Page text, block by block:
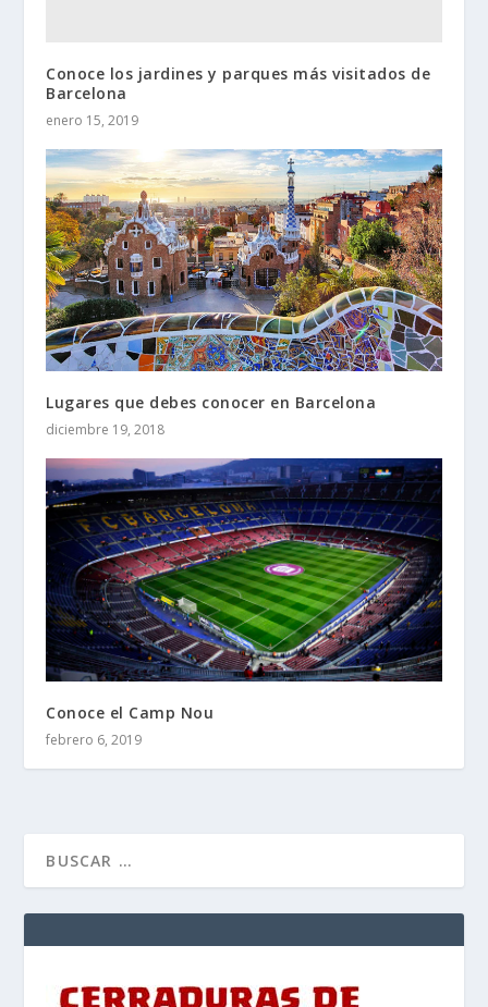
Conoce los jardines y parques más visitados de
Barcelona
enero 15, 2019
Lugares que debes conocer en Barcelona
diciembre 19, 2018
Conoce el Camp Nou
febrero 6, 2019